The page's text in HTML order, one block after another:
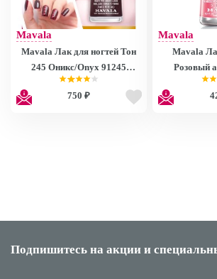
Mavala
Mavala Лак для ногтей Тон
245 Оникс/Onyx 91245
9091245
750 ₽
Mavala
Mavala
Розовый
Подпишитесь на акции и